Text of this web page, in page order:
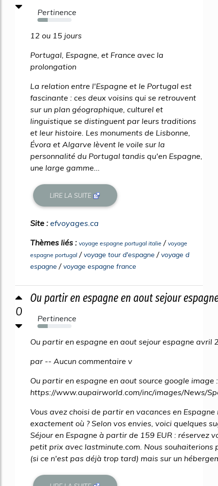
Pertinence
30%
12 ou 15 jours
Portugal, Espagne, et France avec la
prolongation
La relation entre l'Espagne et le Portugal est
fascinante : ces deux voisins qui se retrouvent
sur un plan géographique, culturel et
linguistique se distinguent par leurs traditions
et leur histoire. Les monuments de Lisbonne,
Évora et Algarve lèvent le voile sur la
personnalité du Portugal tandis qu'en Espagne,
une large gamme...
LIRE LA SUITE
Site : efvoyages.ca
Thèmes liés : voyage espagne portugal italie / voyage
espagne portugal /voyage tour d'espagne /voyage d
espagne /voyage espagne france
0
Ou partir en espagne en aout sejour
Pertinence
30%
Ou partir en espagne en aout sejour espagne avril
par -- Aucun commentaire v
Ou partir en espagne en aout source google image :
https://www.aupairworld.com/inc/images/News/
Vous avez choisi de partir en vacances en
exactement où ? Selon vos envies, voici quelques
Séjour en Espagne à partir de 159 EUR : réservez
petit prix avec lastminute.com. Nous souhaiterions
(si ce n'est pas déjà trop tard) mais sur un